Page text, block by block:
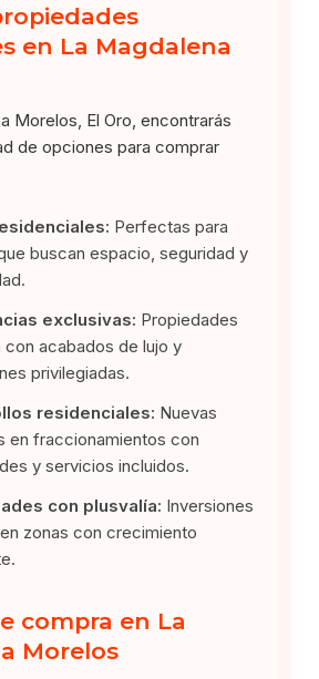
en La Magdalena
Morelos, El Oro, encontrarás
de opciones para comprar
Perfectas para
buscan espacio, seguridad y
exclusivas: Propiedades
con acabados de lujo y
privilegiadas.
residenciales: Nuevas
en fraccionamientos con
y servicios incluidos.
con plusvalía: Inversiones
zonas con crecimiento
compra en La
Morelos